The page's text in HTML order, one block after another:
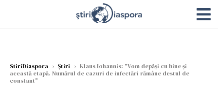
StiriDiaspora › Știri › Klaus Iohannis: "Vom depăşi cu bine şi
această etapă. Numărul de cazuri de infectări rămâne destul de
constant"